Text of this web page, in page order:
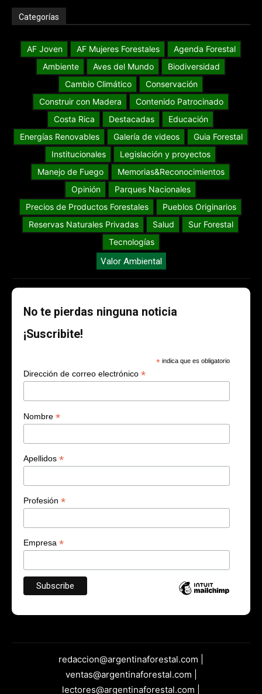
Categorías
AF Joven AF Mujeres Forestales
Agenda Forestal
Ambiente
Aves del Mundo
Biodiversidad
Cambio Climático
Conservación
Construir con Madera
Contenido Patrocinado
Costa Rica
Destacadas
Educación
Energías Renovables
Galería de videos
Guia Forestal
Institucionales
Legislación y proyectos
Manejo de Fuego
Memorias&Reconocimientos
Opinión
Parques Nacionales
Precios de Productos Forestales
Pueblos Originarios
Reservas Naturales Privadas
Salud
Sur Forestal
Tecnologías
Valor Ambiental
No te pierdas ninguna noticia
¡Suscribite!
* indica que es obligatorio
Dirección de correo electrónico *
Nombre *
Apellidos *
Profesión *
Empresa *
redaccion@argentinaforestal.com |
ventas@argentinaforestal.com |
lectores@argentinaforestal.com |